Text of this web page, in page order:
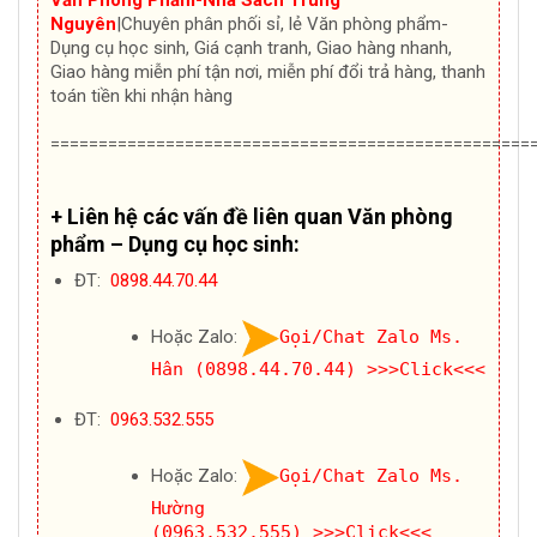
Nguyên |Chuyên phân phối sỉ, lẻ Văn phòng phẩm-
Dụng cụ học sinh, Giá cạnh tranh, Giao hàng nhanh,
Giao hàng miễn phí tận nơi, miễn phí đổi trả hàng, thanh
toán tiền khi nhận hàng
+ Liên hệ các vấn đề liên quan Văn phòng
phẩm – Dụng cụ học sinh:
ĐT: 0898.44.70.44
Hoặc Zalo:
Gọi/Chat Zalo Ms.
Hân (0898.44.70.44)
>>>Click<<<
ĐT: 0963.532.555
Hoặc Zalo:
Gọi/Chat Zalo Ms.
Hường
(0963.532.555)
>>>Click<<<